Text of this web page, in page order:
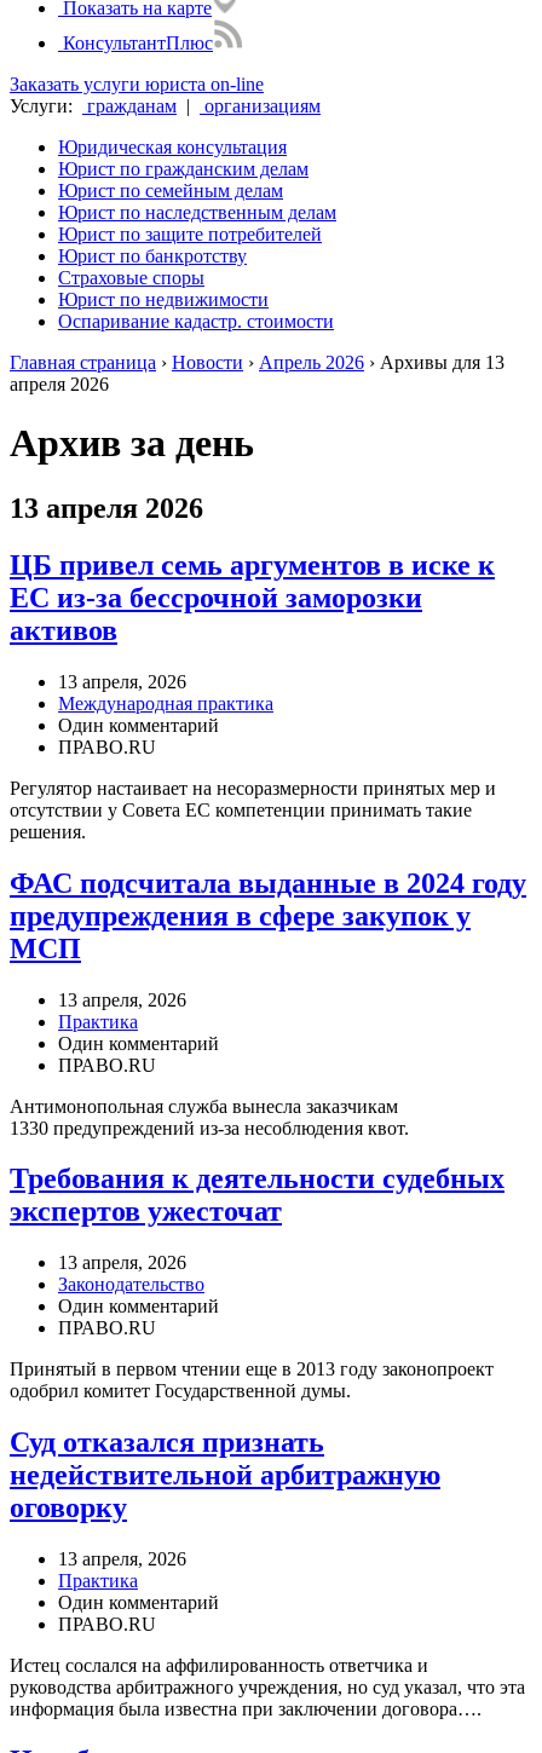
Показать на карте
КонсультантПлюс
Заказать услуги юриста on-line
Услуги:
гражданам |
организациям
Юридическая консультация
Юрист по гражданским делам
Юрист по семейным делам
Юрист по наследственным делам
Юрист по защите потребителей
Юрист по банкротству
Страховые споры
Юрист по недвижимости
Оспаривание кадастр. стоимости
Главная страница › Новости › Апрель 2026 › Архивы для 13
апреля 2026
Архив за день
13 апреля 2026
ЦБ привел семь аргументов в иске к
ЕС из-за бессрочной заморозки
активов
13 апреля, 2026
Международная практика
Один комментарий
ПРАВО.RU
Регулятор настаивает на несоразмерности принятых мер и
отсутствии у Совета ЕС компетенции принимать такие
решения.
ФАС подсчитала выданные в 2024 году
предупреждения в сфере закупок у
МСП
13 апреля, 2026
Практика
Один комментарий
ПРАВО.RU
Антимонопольная служба вынесла заказчикам
1330 предупреждений из-за несоблюдения квот.
Требования к деятельности судебных
экспертов ужесточат
13 апреля, 2026
Законодательство
Один комментарий
ПРАВО.RU
Принятый в первом чтении еще в 2013 году законопроект
одобрил комитет Государственной думы.
Суд отказался признать
недействительной арбитражную
оговорку
13 апреля, 2026
Практика
Один комментарий
ПРАВО.RU
Истец сослался на аффилированность ответчика и
руководства арбитражного учреждения, но суд указал, что эта
информация была известна при заключении договора….